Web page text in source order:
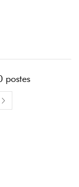
postes